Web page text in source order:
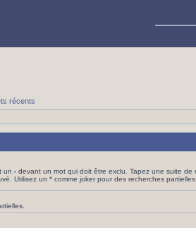
récents
un - devant un mot qui doit être exclu. Tapez une suite de
Utilisez un * comme joker pour des recherches partielles.